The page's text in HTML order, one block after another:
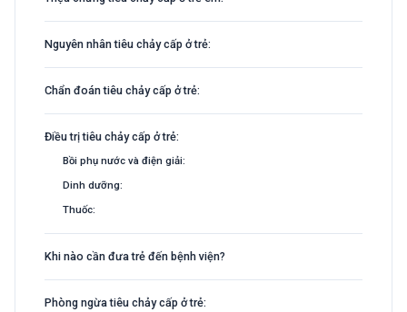
Nguyên nhân tiêu chảy cấp ở trẻ:
Chẩn đoán tiêu chảy cấp ở trẻ:
Điều trị tiêu chảy cấp ở trẻ:
Bồi phụ nước và điện giải:
Dinh dưỡng:
Thuốc:
Khi nào cần đưa trẻ đến bệnh viện?
Phòng ngừa tiêu chảy cấp ở trẻ: